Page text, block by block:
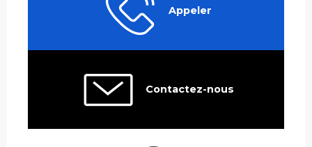
Appeler
Contactez-nous